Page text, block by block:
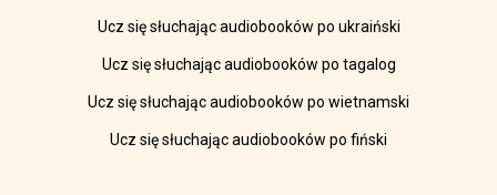
Ucz się słuchając audiobooków po ukraiński
Ucz się słuchając audiobooków po tagalog
Ucz się słuchając audiobooków po wietnamski
Ucz się słuchając audiobooków po fiński